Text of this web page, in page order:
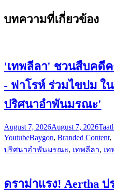
บทความที่เกี่ยวข้อง
'เทพลีลา' ชวนสืบคดี
- ฟาโรห์ ร่วมไขปม ใ
ปริศนาอำพันมรณะ'
August 7, 2026August 7, 2026
YoutubeBaygon, Branded Content,
ปริศนาอำพันมรณะ, เทพลีลา, เท
ดราม่าแรง! Aertha ป